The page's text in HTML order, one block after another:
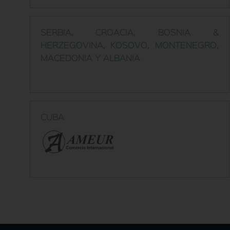
SERBIA, CROACIA, BOSNIA &
HERZEGOVINA, KOSOVO, MONTENEGRO,
MACEDONIA Y ALBANIA
CUBA